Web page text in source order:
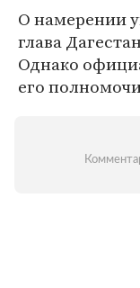
О намерении
глава
Однако
его